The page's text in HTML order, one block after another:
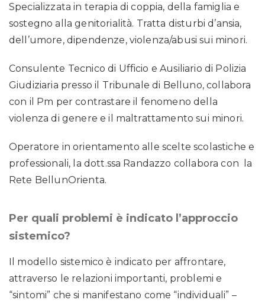
Specializzata in terapia di coppia, della famiglia e
sostegno alla genitorialità. Tratta disturbi d’ansia,
dell’umore, dipendenze, violenza/abusi sui minori.
Consulente Tecnico di Ufficio e Ausiliario di Polizia
Giudiziaria presso il Tribunale di Belluno, collabora
con il Pm per contrastare il fenomeno della
violenza di genere e il maltrattamento sui minori.
Operatore in orientamento alle scelte scolastiche e
professionali, la dott.ssa Randazzo collabora con la
Rete BellunOrienta.
Per quali problemi è indicato l’approccio
sistemico?
Il modello sistemico è indicato per affrontare,
attraverso le relazioni importanti, problemi e
“sintomi” che si manifestano come “individuali” –